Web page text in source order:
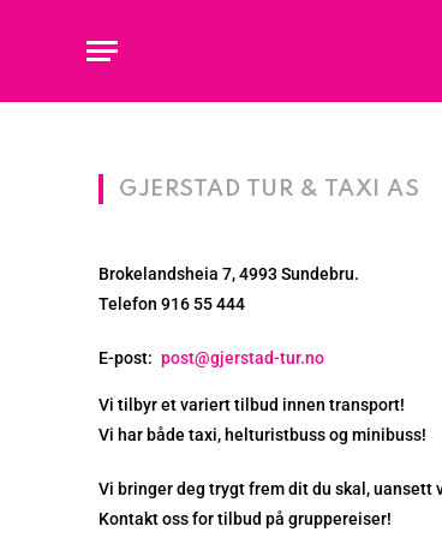
GJERSTAD TUR & TAXI AS
Brokelandsheia 7, 4993 Sundebru.
Telefon 916 55 444
E-post: post@gjerstad-tur.no
Vi tilbyr et variert tilbud innen transport!
Vi har både taxi, helturistbuss og minibuss!
Vi bringer deg trygt frem dit du skal, uansett
Kontakt oss for tilbud på gruppereiser!